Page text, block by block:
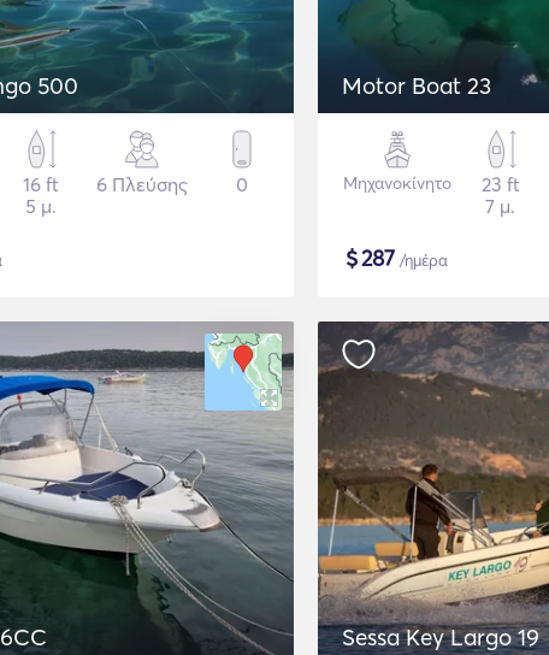
500
16 ft
5 μ.
6 Πλεύσης 0
Motor Boat 23
Μηχανοκίνητο
23 ft
7 μ.
$287 /ημέρα
Sessa Key Largo 19